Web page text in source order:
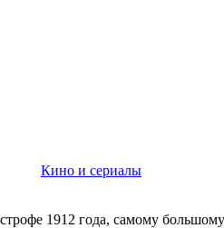
Кино и сериалы
1912 года, самому